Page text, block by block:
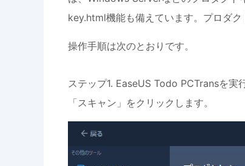
key.html機能も備えています。プロダク
操作手順は次のとおりです。
ステップ1. EaseUS Todo PCTransを実
「スキャン」をクリックします。